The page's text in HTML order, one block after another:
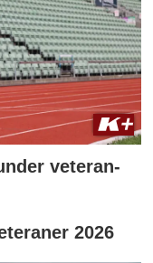
veteran-
2026